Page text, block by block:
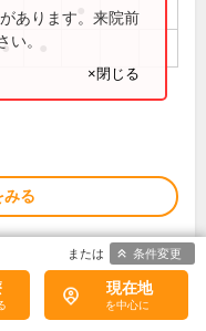
●
あります。来院前
い。
×閉じる
みる
現在地
条件変更